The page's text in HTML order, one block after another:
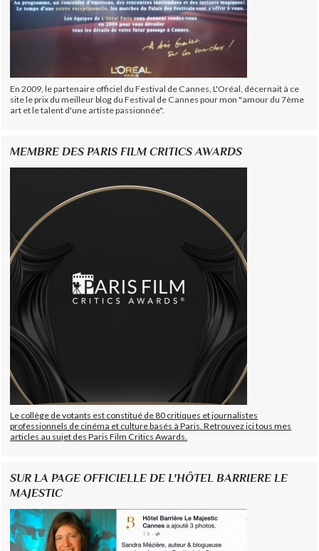
En 2009, le partenaire officiel du Festival de Cannes, L'Oréal, décernait à ce
site le prix du meilleur blog du Festival de Cannes pour mon "amour du 7ème
art et le talent d'une artiste passionnée".
MEMBRE DES PARIS FILM CRITICS AWARDS
Le collège de votants est constitué de 80 critiques et journalistes
professionnels de cinéma et culture basés à Paris. Retrouvez ici tous mes
articles au sujet des Paris Film Critics Awards.
SUR LA PAGE OFFICIELLE DE L'HÔTEL BARRIERE LE
MAJESTIC